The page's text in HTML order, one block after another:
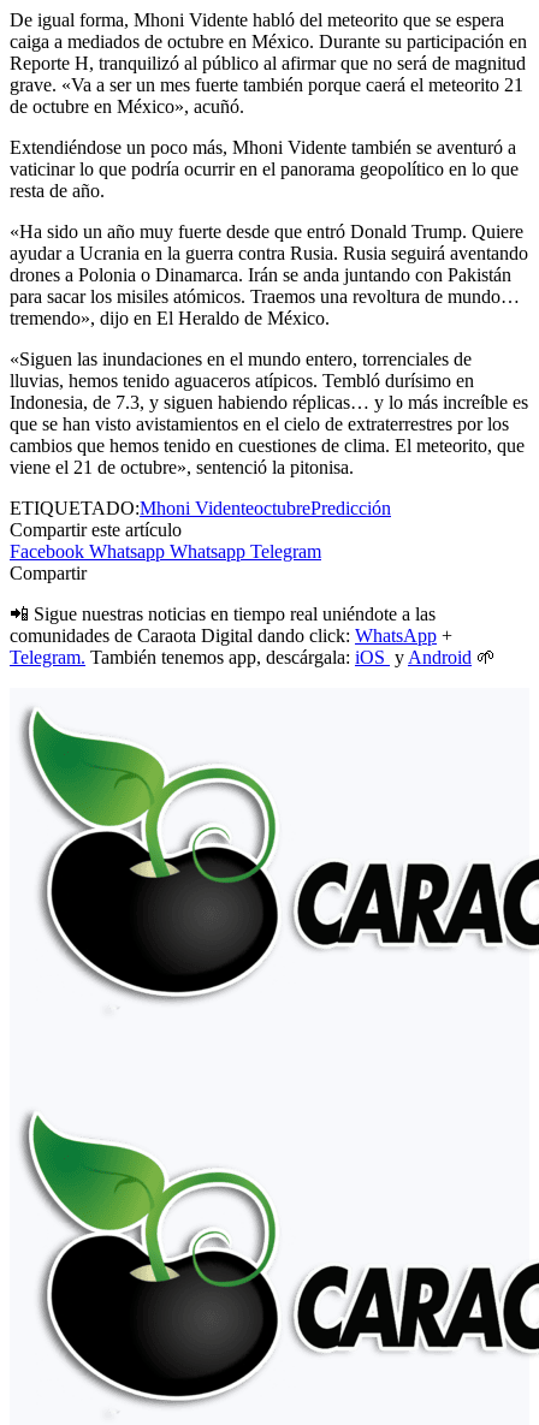
De igual forma, Mhoni Vidente habló del meteorito que se espera
caiga a mediados de octubre en México. Durante su participación en
Reporte H, tranquilizó al público al afirmar que no será de magnitud
grave. «Va a ser un mes fuerte también porque caerá el meteorito 21
de octubre en México», acuñó.
Extendiéndose un poco más, Mhoni Vidente también se aventuró a
vaticinar lo que podría ocurrir en el panorama geopolítico en lo que
resta de año.
«Ha sido un año muy fuerte desde que entró Donald Trump. Quiere
ayudar a Ucrania en la guerra contra Rusia. Rusia seguirá aventando
drones a Polonia o Dinamarca. Irán se anda juntando con Pakistán
para sacar los misiles atómicos. Traemos una revoltura de mundo…
tremendo», dijo en El Heraldo de México.
«Siguen las inundaciones en el mundo entero, torrenciales de
lluvias, hemos tenido aguaceros atípicos. Tembló durísimo en
Indonesia, de 7.3, y siguen habiendo réplicas… y lo más increíble es
que se han visto avistamientos en el cielo de extraterrestres por los
cambios que hemos tenido en cuestiones de clima. El meteorito, que
viene el 21 de octubre», sentenció la pitonisa.
ETIQUETADO:Mhoni VidenteoctubrePredicción
Compartir este artículo
Facebook Whatsapp Whatsapp Telegram
Compartir
📲 Sigue nuestras noticias en tiempo real uniéndote a las
comunidades de Caraota Digital dando click: WhatsApp +
Telegram. También tenemos app, descárgala: iOS y Android 🌱